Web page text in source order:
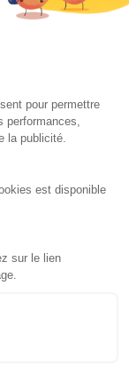
je te
réviser
revoir
de
à toi